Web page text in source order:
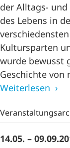
der Alltags-
des Lebens in
Kultursparten
wurde bewusst
Geschichte von
Weiterlesen
14.05. –